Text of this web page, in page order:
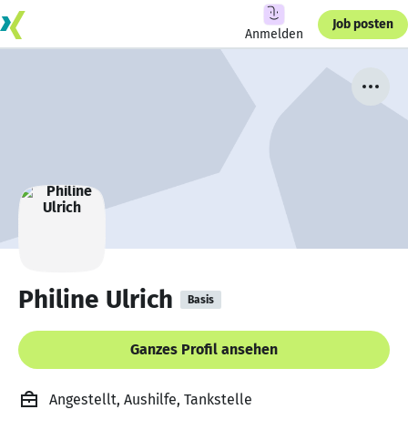
Anmelden
Job posten
Philine Ulrich Basis
Ganzes Profil ansehen
Angestellt, Aushilfe, Tankstelle